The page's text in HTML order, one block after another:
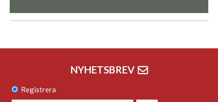
NYHETSBREV
Registrera